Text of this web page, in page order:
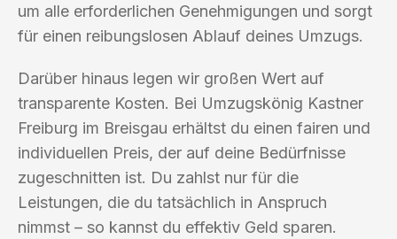
um alle erforderlichen Genehmigungen und sorgt
für einen reibungslosen Ablauf deines Umzugs.
Darüber hinaus legen wir großen Wert auf
transparente Kosten. Bei Umzugskönig Kastner
Freiburg im Breisgau erhältst du einen fairen und
individuellen Preis, der auf deine Bedürfnisse
zugeschnitten ist. Du zahlst nur für die
Leistungen, die du tatsächlich in Anspruch
nimmst – so kannst du effektiv Geld sparen.